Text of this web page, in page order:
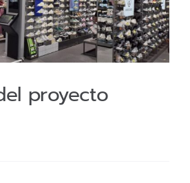
proyecto